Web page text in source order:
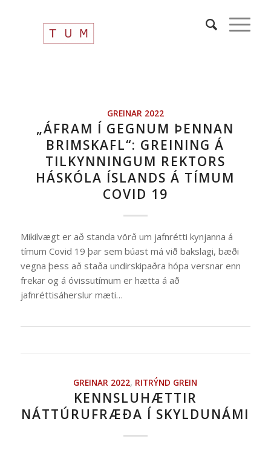
GREINAR 2022
„ÁFRAM Í GEGNUM ÞENNAN
BRIMSKAFL“: GREINING Á
TILKYNNINGUM REKTORS
HÁSKÓLA ÍSLANDS Á TÍMUM
COVID 19
Mikilvægt er að standa vörð um jafnrétti kynjanna á
tímum Covid 19 þar sem búast má við bakslagi, bæði
vegna þess að staða undirskipaðra hópa versnar enn
frekar og á óvissutímum er hætta á að
jafnréttisáherslur mæti…
GREINAR 2022, RITRÝND GREIN
KENNSLUHÆTTIR
NÁTTÚRUFRÆÐA Í SKYLDUNÁMI